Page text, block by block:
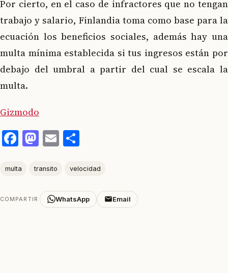
Por cierto, en el caso de infractores que no tengan
trabajo y salario, Finlandia toma como base para la
ecuación los beneficios sociales, además hay una
multa mínima establecida si tus ingresos están por
debajo del umbral a partir del cual se escala la
multa.
Gizmodo
Facebook
Mastodon
Email
multa transito velocidad
COMPARTIR WhatsApp Email